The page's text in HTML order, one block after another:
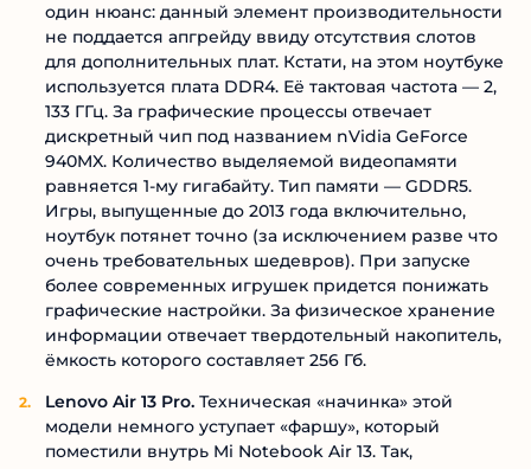
один нюанс: данный элемент производительности
не поддается апгрейду ввиду отсутствия слотов
для дополнительных плат. Кстати, на этом ноутбуке
используется плата DDR4. Её тактовая частота — 2,
133 ГГц. За графические процессы отвечает
дискретный чип под названием nVidia GeForce
940MX. Количество выделяемой видеопамяти
равняется 1-му гигабайту. Тип памяти — GDDR5.
Игры, выпущенные до 2013 года включительно,
ноутбук потянет точно (за исключением разве что
очень требовательных шедевров). При запуске
более современных игрушек придется понижать
графические настройки. За физическое хранение
информации отвечает твердотельный накопитель,
ёмкость которого составляет 256 Гб.
Lenovo Air 13 Pro. Техническая «начинка» этой
модели немного уступает «фаршу», который
поместили внутрь Mi Notebook Air 13. Так,